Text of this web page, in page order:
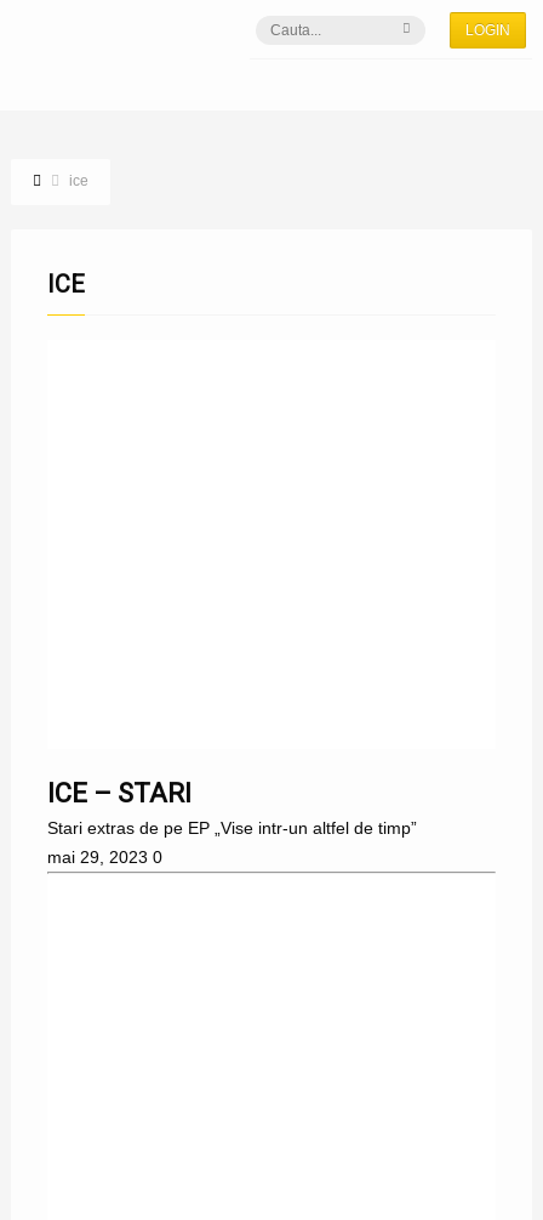
LOGIN
ice
ICE
ICE – STARI
Stari extras de pe EP „Vise intr-un altfel de timp”
mai 29, 2023 0